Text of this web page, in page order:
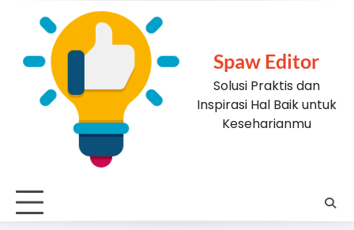
Spaw Editor
Solusi Praktis dan
Inspirasi Hal Baik untuk
Keseharianmu